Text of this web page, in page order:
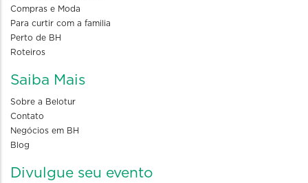
Compras e Moda
Para curtir com a familia
Perto de BH
Roteiros
Saiba Mais
Sobre a Belotur
Contato
Negócios em BH
Blog
Divulgue seu evento